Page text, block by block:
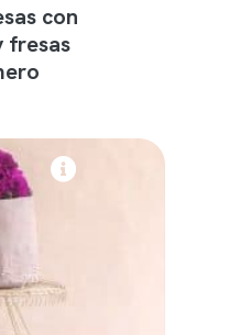
con
fresas